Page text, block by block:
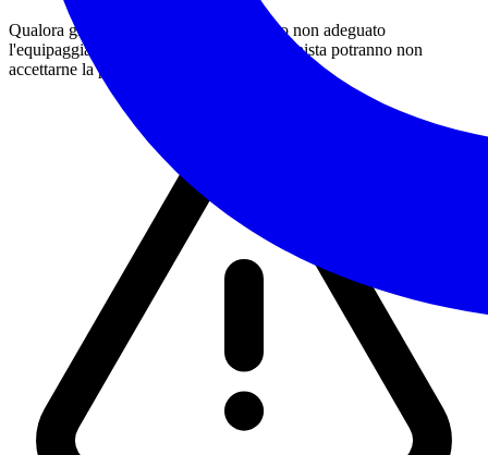
Qualora gli accompagnatori giudicassero non adeguato
l'equipaggiamento posseduto dall'escursionista potranno non
accettarne la partecipazione all'attività.